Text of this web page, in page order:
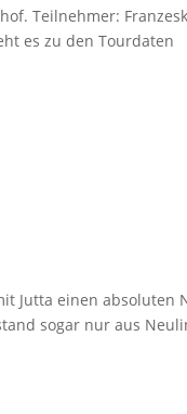
Teilnehmer:
es zu den
Jutta einen absoluten
sogar nur aus